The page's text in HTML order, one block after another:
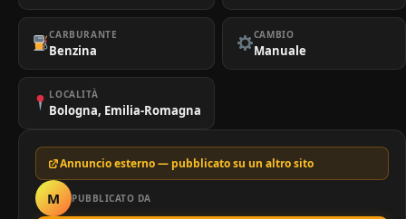
CARBURANTE
Benzina
CAMBIO
Manuale
LOCALITÀ
Bologna, Emilia-Romagna
Annuncio esterno — pubblicato su un altro sito
M PUBBLICATO DA